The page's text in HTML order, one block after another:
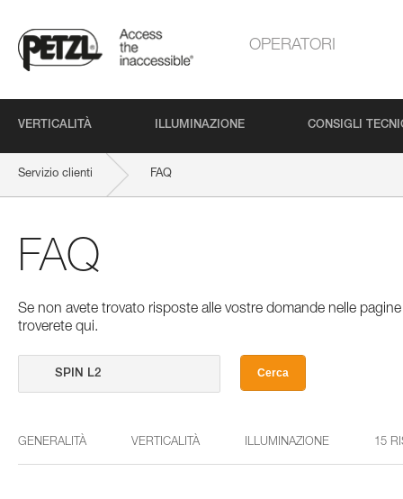
OPERATORI
VERTICALITÀ ILLUMINAZIONE CONSIGLI
Servizio clienti FAQ
FAQ
Se non avete trovato risposte alle vostre domande nelle
troverete qui.
Cerca
GENERALITÀ VERTICALITÀ ILLUMINAZIONE 15